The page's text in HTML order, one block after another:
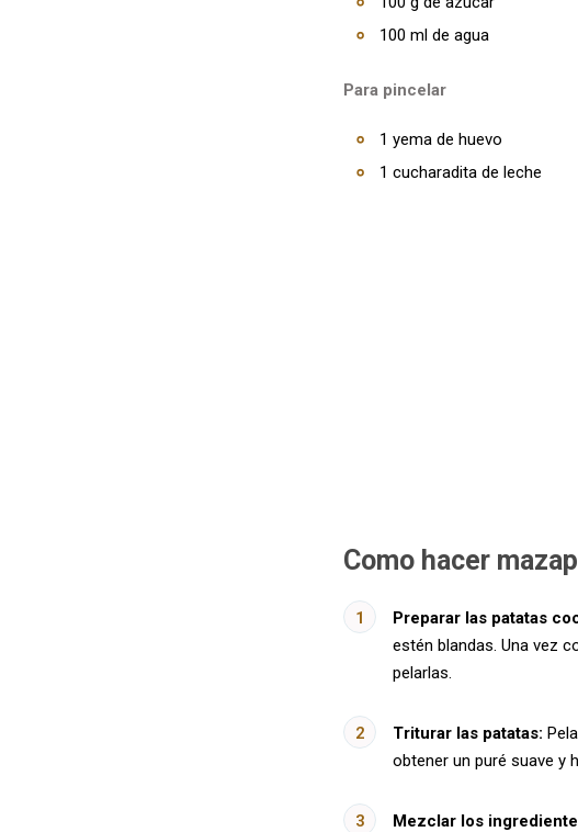
100 ml de agua
Para pincelar
1 yema de huevo
1 cucharadita de leche
Como hacer
Preparar las patatas
estén blandas. Una vez
pelarlas.
Triturar las patatas:
obtener un puré suave y
Mezclar los